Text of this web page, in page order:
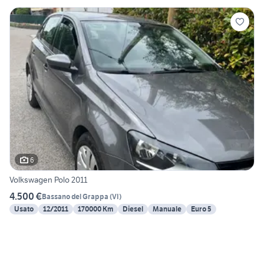
6
Volkswagen Polo 2011
4.500 €Bassano del Grappa (VI)
Usato
12/2011 170000 Km Diesel Manuale Euro 5